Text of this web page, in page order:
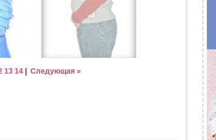
13 14 Следующая »